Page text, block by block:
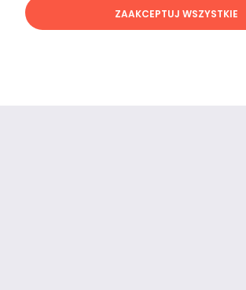
ZAAKCEPTUJ WSZYSTKIE